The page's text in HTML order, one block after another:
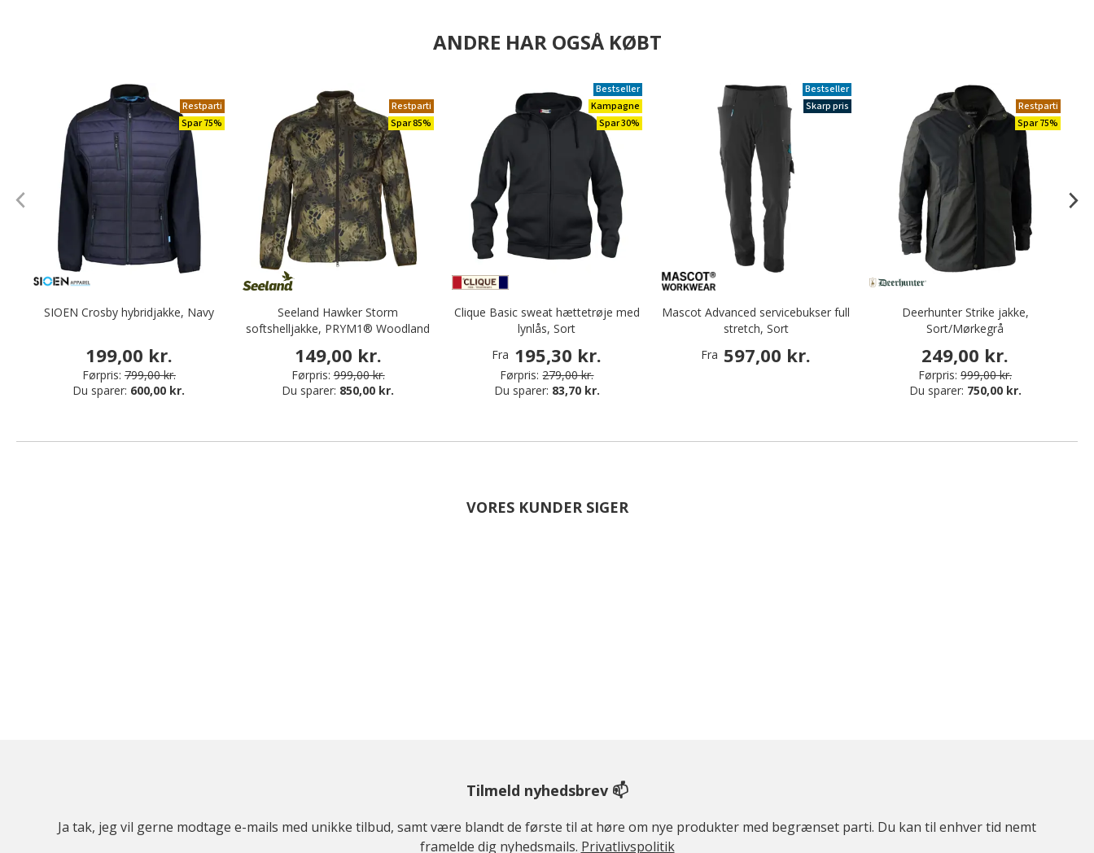
ANDRE HAR OGSÅ KØBT
Restparti
Spar 75%
SIOEN Crosby hybridjakke, Navy
199,00 kr.
Førpris: 799,00 kr.
Du sparer: 600,00 kr.
Restparti
Spar 85%
Seeland Hawker Storm
softshelljakke, PRYM1® Woodland
149,00 kr.
Førpris: 999,00 kr.
Du sparer: 850,00 kr.
Bestseller
Kampagne
Spar 30%
Clique Basic sweat hættetrøje med
lynlås, Sort
Fra 195,30 kr.
Førpris: 279,00 kr.
Du sparer: 83,70 kr.
Bestseller
Skarp pris
Mascot Advanced servicebukser full
stretch, Sort
Fra 597,00 kr.
Restparti
Spar 75%
Deerhunter Strike jakke,
Sort/Mørkegrå
249,00 kr.
Førpris: 999,00 kr.
Du sparer: 750,00 kr.
VORES KUNDER SIGER
Tilmeld nyhedsbrev 📫
Ja tak, jeg vil gerne modtage e-mails med unikke tilbud, samt være blandt de første til at høre om nye produkter med begrænset parti. Du kan til enhver tid nemt
framelde dig nyhedsmails. Privatlivspolitik